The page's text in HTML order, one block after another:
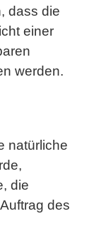
dass die
einer
werden.
natürliche
die
des